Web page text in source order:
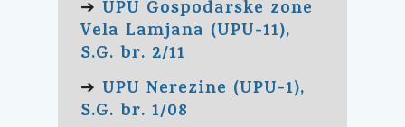
➔ UPU Gospodarske zone
Vela Lamjana (UPU-11),
S.G. br. 2/11
➔ UPU Nerezine (UPU-1),
S.G. br. 1/08